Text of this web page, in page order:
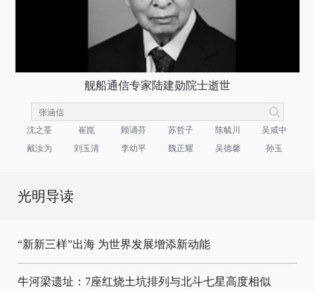
舰船通信专家陆建勋院士逝世
沈之荃 崔崑 顾诵芬 苏哲子 陈毓川
吴咸中
戴汝为
刘玉清 李幼平 魏正耀 吴德馨 孙玉
光明导读
“新新三样”出海 为世界发展增添新动能
牛河梁遗址：7座红烧土坑排列与北斗七星高度相似